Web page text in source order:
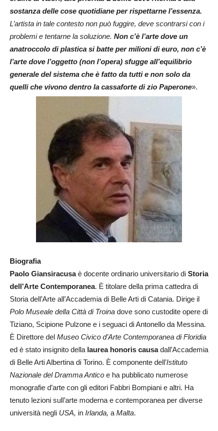
sostanza delle cose quotidiane per rispettarne l’essenza.
L’artista in tale contesto non può fuggire, deve scontrarsi con i
problemi e tentarne la soluzione. Non c’è l’arte dove un
anatroccolo di plastica si batte per milioni di euro, non c’è
l’arte dove l’oggetto (non l’opera) sfugge all’equilibrio
generale del sistema che è fatto da tutti e non solo da
quelli che vivono dentro la cassaforte di zio Paperone».
Biografia
Paolo Giansiracusaè docente ordinario universitario di Storia
dell’Arte Contemporanea. È titolare della prima cattedra di
Storia dell’Arte all’Accademia di Belle Arti di Catania. Dirige il
Polo Museale della Città di Troina dove sono custodite opere di
Tiziano, Scipione Pulzone e i seguaci di Antonello da Messina.
È Direttore del Museo Civico d’Arte Contemporanea di Floridia
ed è stato insignito della laurea honoris causadall’Accademia
di Belle Arti Albertina di Torino. È componente dell’Istituto
Nazionale del Dramma Antico e ha pubblicato numerose
monografie d’arte con gli editori Fabbri Bompiani e altri. Ha
tenuto lezioni sull’arte moderna e contemporanea per diverse
università negli USA, in Irlanda, a Malta.